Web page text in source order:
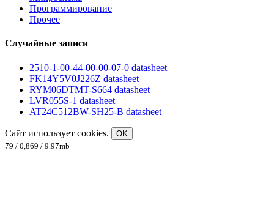
Программирование
Прочее
Случайные записи
2510-1-00-44-00-00-07-0 datasheet
FK14Y5V0J226Z datasheet
RYM06DTMT-S664 datasheet
LVR055S-1 datasheet
AT24C512BW-SH25-B datasheet
Сайт использует cookies.
OK
79 / 0,869 / 9.97mb